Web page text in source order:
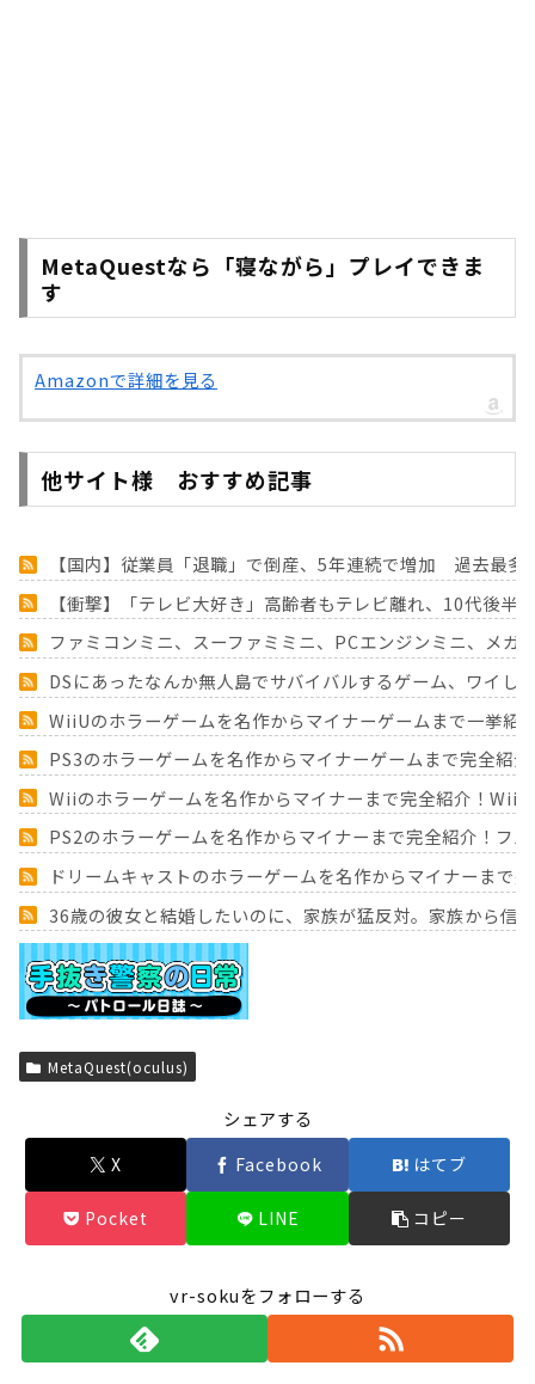
MetaQuestなら「寝ながら」プレイできま
す
Amazonで詳細を見る
他サイト様 おすすめ記事
【国内】従業員「退職」で倒産、5年連続で増加 過去最
【衝撃】「テレビ大好き」高齢者もテレビ離れ、10代後半
ファミコンミニ、スーファミミニ、PCエンジンミニ、メガ
DSにあったなんか無人島でサバイバルするゲーム、ワイし
WiiUのホラーゲームを名作からマイナーゲームまで一挙紹
PS3のホラーゲームを名作からマイナーゲームまで完全紹
Wiiのホラーゲームを名作からマイナーまで完全紹介！Wii
PS2のホラーゲームを名作からマイナーまで完全紹介！フ
ドリームキャストのホラーゲームを名作からマイナーまで
36歳の彼女と結婚したいのに、家族が猛反対。家族から信
Powered by livedoor 相互RSS
MetaQuest(oculus)
シェアする
X Facebook はてブ
Pocket LINE コピー
vr-sokuをフォローする